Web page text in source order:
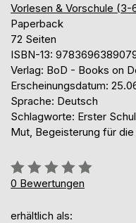
Vorlesen & Vorschule (3-
Paperback
72 Seiten
ISBN-13:
Verlag: BoD - Books on
Erscheinungsdatum:
Sprache: Deutsch
Schlagworte: Erster
Mut, Begeisterung für die
Bewertung::
0%
0 Bewertungen
erhältlich als: